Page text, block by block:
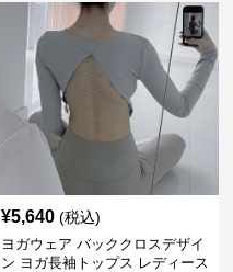
¥5,640 (税込)
ヨガウェア バッククロスデザイ
ン ヨガ長袖トップス レディース